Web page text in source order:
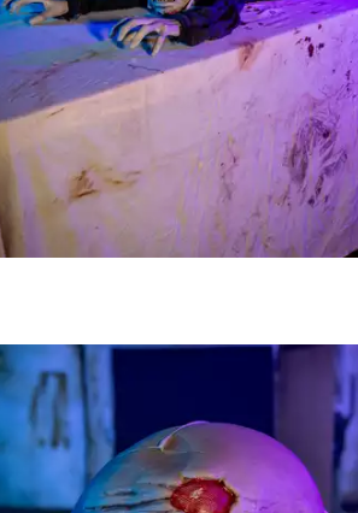
HORROR-SHOP
Dekoobjekt Krabbelnder Halloween Zombie mit
Licht & Sound Dek
45,95 €
lieferbar - in 4-5 Werktagen bei dir